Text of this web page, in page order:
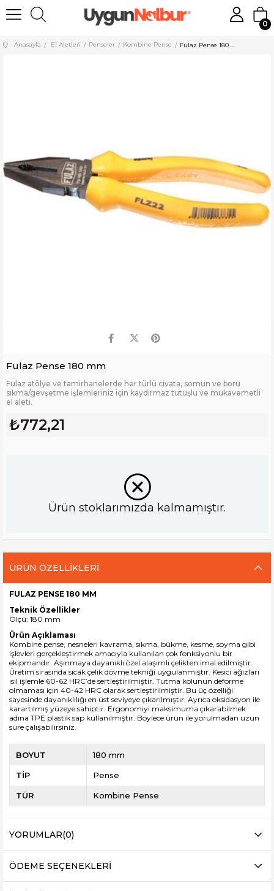
0
Anasayfa El Aletleri Penseler Kombine Pense
Fulaz Pense 180 mm
Fulaz atölye ve tamirhanelerde her türlü civata, somun ve boru
sıkma/gevşetme işlemleriniz için kaydırmaz tutuşlu ve mukavemetli
el aleti.
₺772,21
Ürün stoklarımızda kalmamıştır.
ÜRÜN ÖZELLIKLERI
FULAZ PENSE 180 MM
Teknik Özellikler
Ölçü: 180 mm
Ürün Açıklaması
Kombine pense, nesneleri kavrama, sıkma, bükme, kesme, soyma gibi
işlevleri gerçekleştirmek amacıyla kullanılan çok fonksiyonlu bir
ekipmandır. Aşınmaya dayanıklı özel alaşımlı çelikten imal edilmiştir.
Üretim sırasında sıcak çelik dövme tekniği uygulanmıştır. Kesici ağızları
ısıl işlemle 60-62 HRC’de sertleştirilmiştir. Tutma kolunun deforme
olmaması için 40-42 HRC olarak sertleştirilmiştir. Bu üç özelliği
sayesinde dayanıklılığı en üst seviyeye çıkarılmıştır. Ayrıca oksidasyon ile
karartılmış yüzeye sahiptir. Ergonomiyi maksimuma çıkarabilmek
adına TPE plastik sap kullanılmıştır. Böylece ürün ile yorulmadan uzun
süre çalışabilirsiniz.
BOYUT 180 mm
TİP Pense
TÜR Kombine Pense
YORUMLAR(0)
ÖDEME SEÇENEKLERI